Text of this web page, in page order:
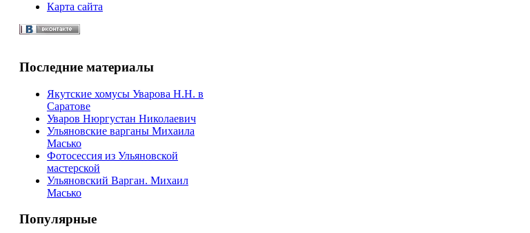
Карта сайта
Последние материалы
Якутские хомусы Уварова Н.Н. в
Саратове
Уваров Нюргустан Николаевич
Ульяновские варганы Михаила
Масько
Фотосессия из Ульяновской
мастерской
Ульяновский Варган. Михаил
Масько
Популярные